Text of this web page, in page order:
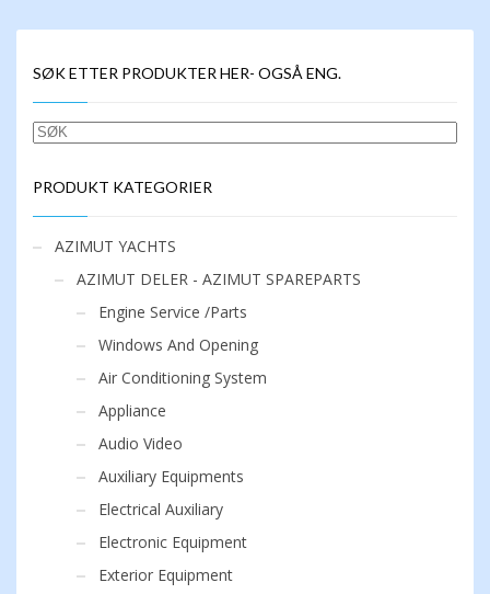
har
varianter.
Alternativene
kan
velges
produktsiden
SØK ETTER PRODUKTER HER- OGSÅ ENG.
SØK
PRODUKT KATEGORIER
AZIMUT YACHTS
AZIMUT DELER - AZIMUT SPAREPARTS
Engine Service /Parts
Windows And Opening
Air Conditioning System
Appliance
Audio Video
Auxiliary Equipments
Electrical Auxiliary
Electronic Equipment
Exterior Equipment